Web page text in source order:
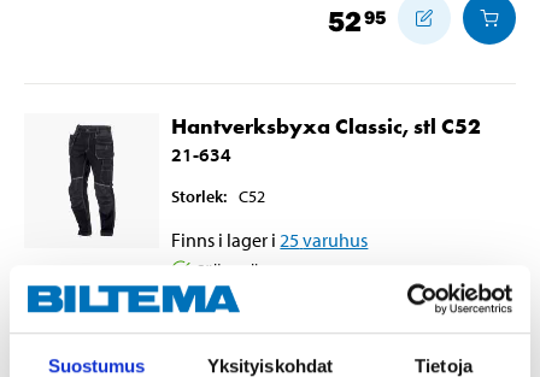
Suostumus Yksityiskohdat Tietoja
5295
Hantverksbyxa Classic, stl C52
21-634
Storlek: C52
Finns i lager i 25varuhus
Säljs online
5295